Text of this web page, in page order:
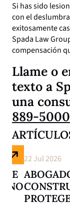
Si has sido
con el
exitosamente
Spada Law
compensación
Llame o
texto a
una
889-5000
DE
NO
22 Jul 2026